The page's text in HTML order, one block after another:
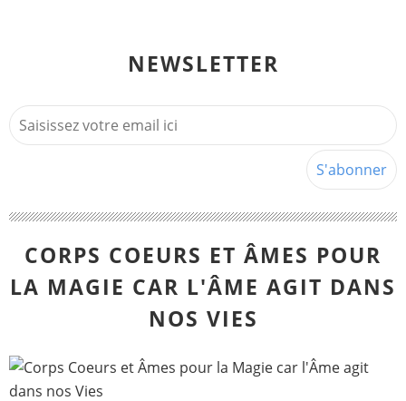
NEWSLETTER
CORPS COEURS ET ÂMES POUR
LA MAGIE CAR L'ÂME AGIT DANS
NOS VIES